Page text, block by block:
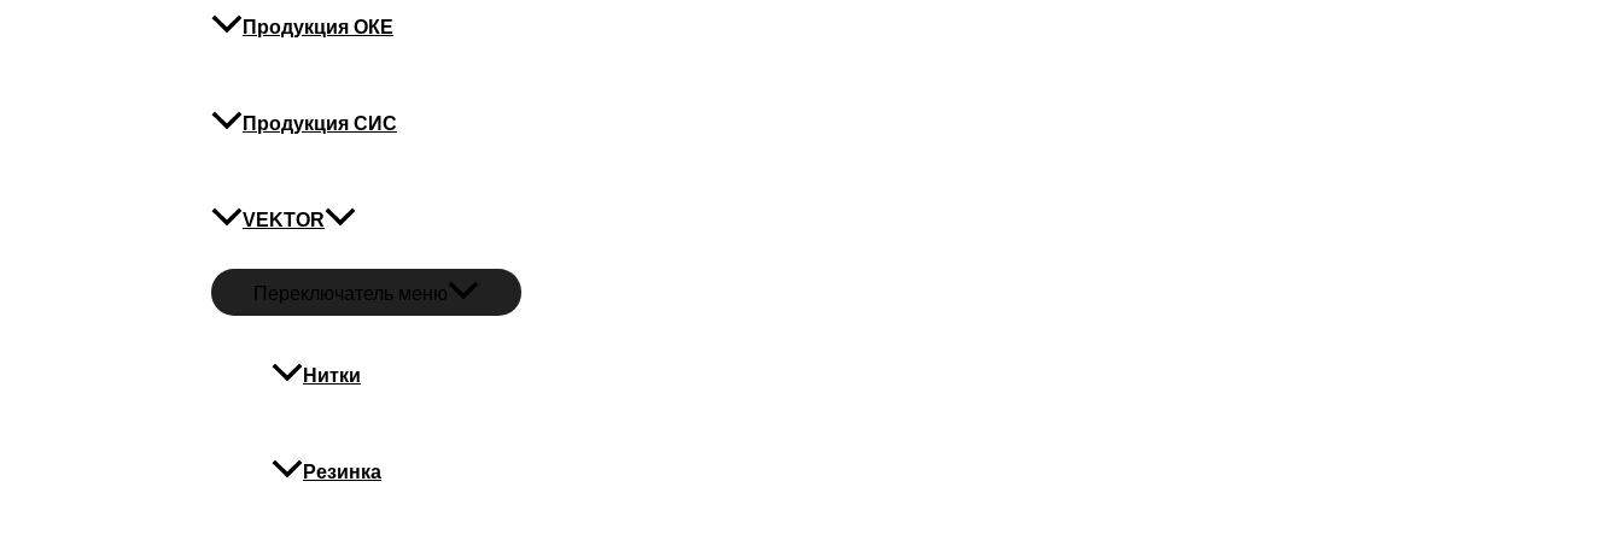
Продукция ОКЕ
Продукция СИС
VEKTOR
Переключатель меню
Нитки
Резинка